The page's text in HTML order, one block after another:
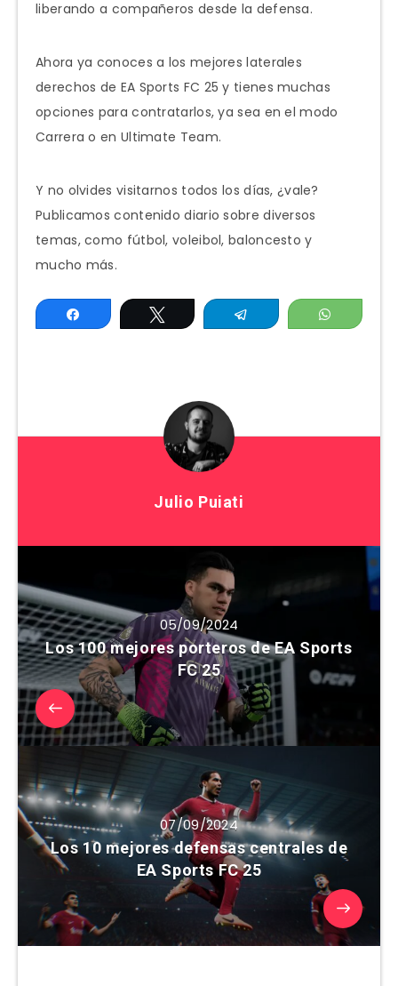
liberando a compañeros desde la defensa.
Ahora ya conoces a los mejores laterales
derechos de EA Sports FC 25 y tienes muchas
opciones para contratarlos, ya sea en el modo
Carrera o en Ultimate Team.
Y no olvides visitarnos todos los días, ¿vale?
Publicamos contenido diario sobre diversos
temas, como fútbol, voleibol, baloncesto y
mucho más.
Compartir Twittear Telegram
Julio Puiati
05/09/2024
Los 100 mejores porteros de EA Sports
FC 25
07/09/2024
Los 10 mejores defensas centrales de
EA Sports FC 25